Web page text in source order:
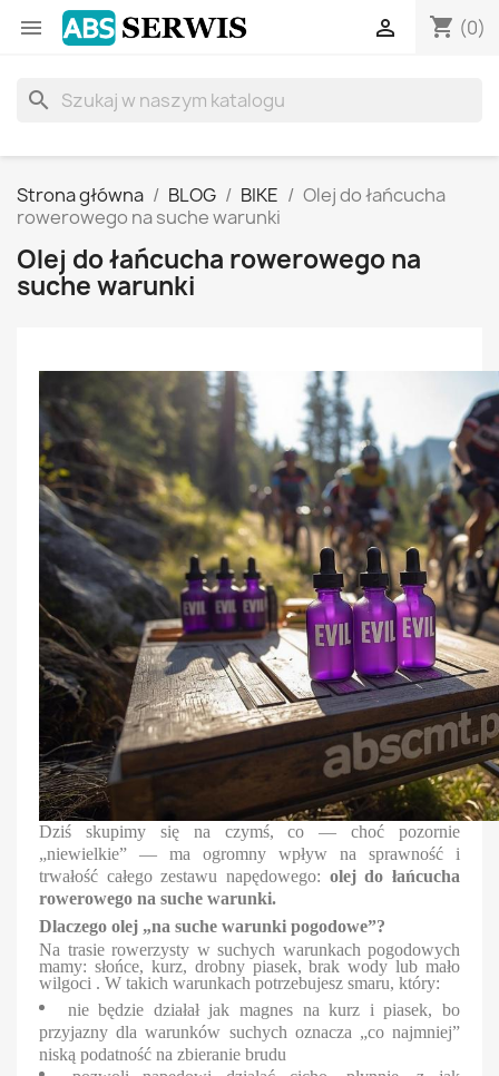
 shopping_cart (0)

search
Strona główna BLOG BIKE
Olej do łańcucha
rowerowego na suche warunki
Olej do łańcucha rowerowego na
suche warunki
Dziś skupimy się na czymś, co — choć pozornie
„niewielkie” — ma ogromny wpływ na sprawność i
trwałość całego zestawu napędowego: olej do łańcucha
rowerowego na suche warunki.
Dlaczego olej „na suche warunki pogodowe”?
Na trasie rowerzysty w suchych warunkach pogodowych
mamy: słońce, kurz, drobny piasek, brak wody lub mało
wilgoci . W takich warunkach potrzebujesz smaru, który:
nie będzie działał jak magnes na kurz i piasek, bo
przyjazny dla warunków suchych oznacza „co najmniej”
niską podatność na zbieranie brudu